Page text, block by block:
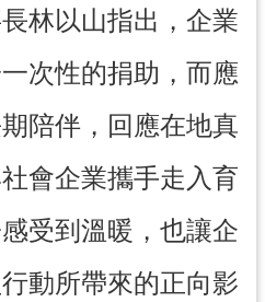
林以山指出，企業
次性的捐助，而應
陪伴，回應在地真
會企業攜手走入育
受到溫暖，也讓企
動所帶來的正向影